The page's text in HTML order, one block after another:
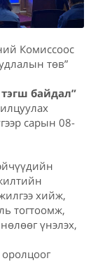
Комиссоос
төв”
байдал”
сарын 08-
хийж,
тогтоомж,
үнэлэх,